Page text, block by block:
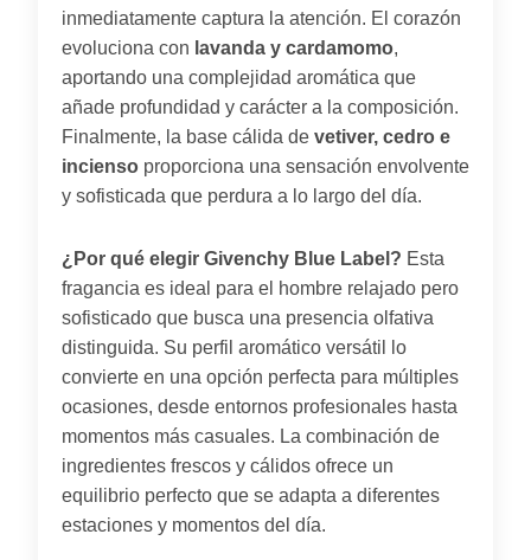
inmediatamente captura la atención. El corazón
evoluciona con lavanda y cardamomo,
aportando una complejidad aromática que
añade profundidad y carácter a la composición.
Finalmente, la base cálida de vetiver, cedro e
incienso proporciona una sensación envolvente
y sofisticada que perdura a lo largo del día.
¿Por qué elegir Givenchy Blue Label? Esta
fragancia es ideal para el hombre relajado pero
sofisticado que busca una presencia olfativa
distinguida. Su perfil aromático versátil lo
convierte en una opción perfecta para múltiples
ocasiones, desde entornos profesionales hasta
momentos más casuales. La combinación de
ingredientes frescos y cálidos ofrece un
equilibrio perfecto que se adapta a diferentes
estaciones y momentos del día.